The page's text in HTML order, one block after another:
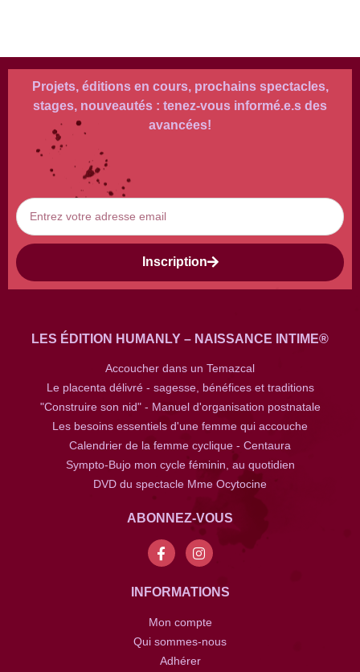
Projets, éditions en cours, prochains spectacles,
stages, nouveautés : tenez-vous informé.e.s des
avancées!
Inscription
LES ÉDITION HUMANLY – NAISSANCE INTIME®
Accoucher dans un Temazcal
Le placenta délivré - sagesse, bénéfices et traditions
"Construire son nid" - Manuel d'organisation postnatale
Les besoins essentiels d'une femme qui accouche
Calendrier de la femme cyclique - Centaura
Sympto-Bujo mon cycle féminin, au quotidien
DVD du spectacle Mme Ocytocine
ABONNEZ-VOUS
INFORMATIONS
Mon compte
Qui sommes-nous
Adhérer